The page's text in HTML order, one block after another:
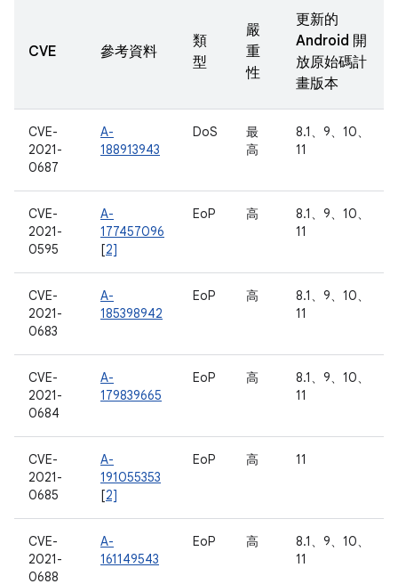
CVE 參考資料
類
型
嚴
重
性
更新的
Android 開
放原始碼計
畫版本
CVE-
2021-
0687
A-
188913943
DoS
最
高
8.1、9、10、
11
CVE-
2021-
0595
A-
177457096
[2]
EoP 高
8.1、9、10、
11
CVE-
2021-
0683
A-
185398942
EoP 高
8.1、9、10、
11
CVE-
2021-
0684
A-
179839665
EoP 高
8.1、9、10、
11
CVE-
2021-
0685
A-
191055353
[2]
EoP 高 11
CVE-
2021-
0688
A-
161149543
EoP 高
8.1、9、10、
11